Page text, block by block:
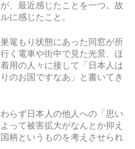
、最近感じたことを一つ。故
に感じたこと。
篭もり状態にあった同窓が所
く電車や街中で見た光景、ほ
用の人々に接して「日本人は
のお国ですなあ」と書いてき
らず日本人の他人への「思い
って被害拡大がなんとか抑え
柄というものを考えさせられ